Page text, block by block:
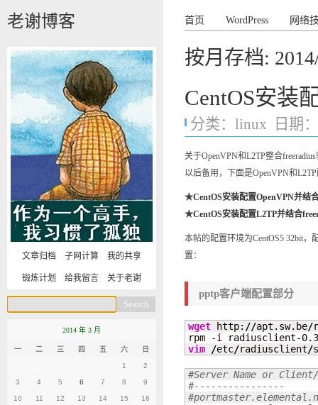
老谢博客 首页 WordPress 网络
按月存档:
CentOS安装
分类： linux 日期
关于OpenVPN和L2TP整合
以后备用，下面是OpenVPN和
★CentOS安装配置OpenVPN并结
★CentOS安装配置L2TP并结合
本帖的配置环境为CentOS5 32bit
置：
pptp客户端配置部分
wget http: //apt.sw.be/
rpm
-i
radiusclient-
vim
/etc/radiusclient/
文章归档 子网计算 我的共享
锻炼计划 给我留言 关于老谢
2014 年 3 月
一 二 三 四 五 六 日
1 2
3 4 5 6 7 8 9
10 11 12 13 14 15 16